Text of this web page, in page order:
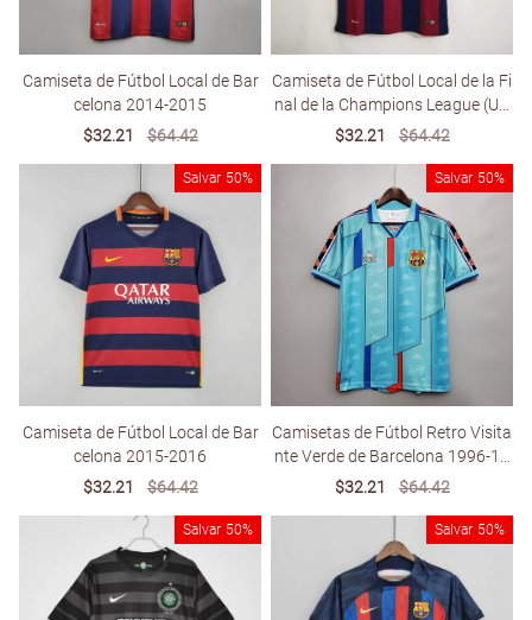
Camiseta de Fútbol Local de Bar
celona 2014-2015
Sale
$32.21
Regular
$64.42
Camiseta de Fútbol Local de la Fi
nal de la Champions League (UC
L) de Barcelona 2014-2015
Sale
$32.21
Regular
$64.42
Salvar 50%
Camiseta de Fútbol Local de Bar
celona 2015-2016
Sale
$32.21
Regular
$64.42
Salvar 50%
Camisetas de Fútbol Retro Visita
nte Verde de Barcelona 1996-19
97
Sale
$32.21
Regular
$64.42
Salvar 50% Salvar 50%